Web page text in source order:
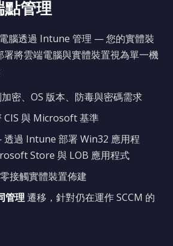
管理
腦透過 Intune 管理 — 您的實體裝
署將雲端電腦與實體裝置視為單一機
密、OS 版本、防毒與密碼需求
CIS 與 Microsoft 基準
過 Intune 部署 Win32 應用程
Store 與 LOB 應用程式
接觸實體裝置佈建
管理 遷移，針對仍在運作 SCCM 的